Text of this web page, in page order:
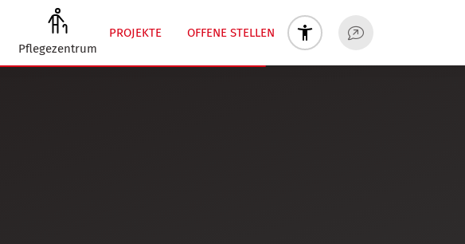
PROJEKTE
OFFENE STELLEN
Pflegezentrum